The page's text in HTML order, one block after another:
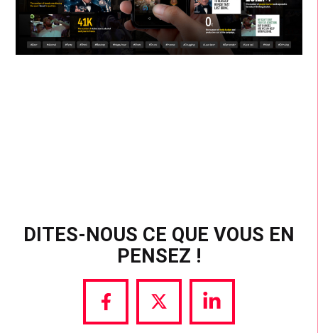
DITES-NOUS CE QUE VOUS EN
PENSEZ !
Share
via
Share
via
Share
via